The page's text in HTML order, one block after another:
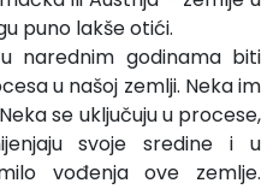
puno lakše otići.
narednim godinama biti
u našoj zemlji. Neka im
se uključuju u procese,
svoje sredine i u
vođenja ove zemlje.